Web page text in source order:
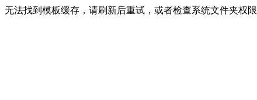
无法找到模板缓存，请刷新后重试，或者检查系统文件夹权限